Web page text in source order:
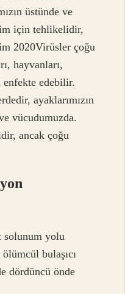
üstünde ve
için tehlikelidir,
2020Virüsler çoğu
hayvanları,
edebilir.
ayaklarımızın
vücudumuzda.
ancak çoğu
solunum yolu
bulaşıcı
dördüncü önde